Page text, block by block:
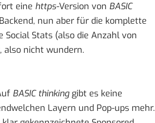
eine https-Version von BASIC
nun aber für die komplette
Social Stats (also die Anzahl von
also nicht wundern.
BASIC thinkinggibt es keine
Layern und Pop-ups mehr.